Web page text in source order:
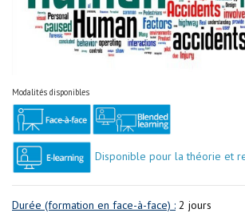
Modalités disponibles
Disponible pour la théorie et
Durée (formation en face-à-face) : 2 jours